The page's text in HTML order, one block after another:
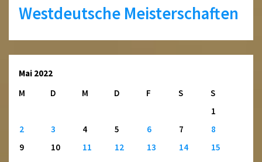
Westdeutsche Meisterschaften
Mai 2022
M
D M D F S
S
1
2
3 4 5 6 7
8
9
10 11 12 13 14
15